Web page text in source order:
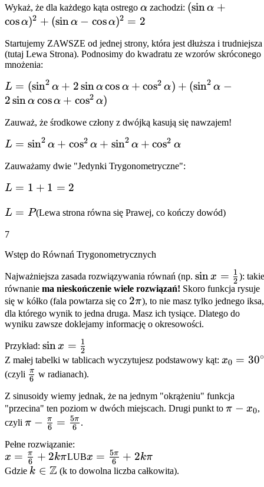
Wykaż, że dla każdego kąta ostrego \alpha
α zachodzi: (\sin\alpha +
-
\cos\alpha)^2
(sinα +
cosα)2 + (sinα − cosα)2 = 2
Startujemy ZAWSZE od jednej strony, która jest dłuższa i trudniejsza
(tutaj Lewa Strona). Podnosimy do kwadratu ze wzorów skróconego
mnożenia:
L = (\sin^2\alpha +
2\sin\alpha\cos\alpha
(\sin^2\alpha -
2\sin\alpha\cos\alpha
L = (sin2 α + 2sinαcos α + cos2 α) + (sin2 α −
2sinα cosα + cos2 α)
Zauważ, że środkowe człony z dwójką kasują się nawzajem!
L =
+
\cos^2\alpha
\sin^2\alpha
\cos^2\alpha
L = sin2 α + cos2 α + sin2 α + cos2 α
Zauważamy dwie "Jedynki Trygonometryczne":
L
1
+
1
=
L = 1 + 1 = 2
L
P
L = P(Lewa strona równa się Prawej, co kończy dowód)
7
Wstęp do Równań Trygonometrycznych
Najważniejsza zasada rozwiązywania równań (np. \sin x =
\frac{1}
{2}
sinx = 2
1 ): takie
równanie ma nieskończenie wiele rozwiązań! Skoro funkcja rysuje
się w kółko (fala powtarza się co 2\pi
2π), to nie masz tylko jednego iksa,
dla którego wynik to jedna druga. Masz ich tysiące. Dlatego do
wyniku zawsze doklejamy informację o okresowości.
Przykład: \sin x =
\frac{1}
{2}
sinx = 2
1
Z małej tabelki w tablicach wyczytujesz podstawowy kąt: x_0 =
x0 = 30∘
(czyli \frac{\pi}
6
π w radianach).
Z sinusoidy wiemy jednak, że na jednym "okrążeniu" funkcja
"przecina" ten poziom w dwóch miejscach. Drugi punkt to \pi
π − x0,
czyli \pi -
{6} =
\frac{5\pi}
{6}
π − 6
π = 6
5π .
Pełne rozwiązanie:
x =
\frac{\pi}
x = 6
π + 2kπLUBx =
\frac{5\pi}
x = 6
5π + 2kπ
Gdzie k \in
k ∈ Z (k to dowolna liczba całkowita).